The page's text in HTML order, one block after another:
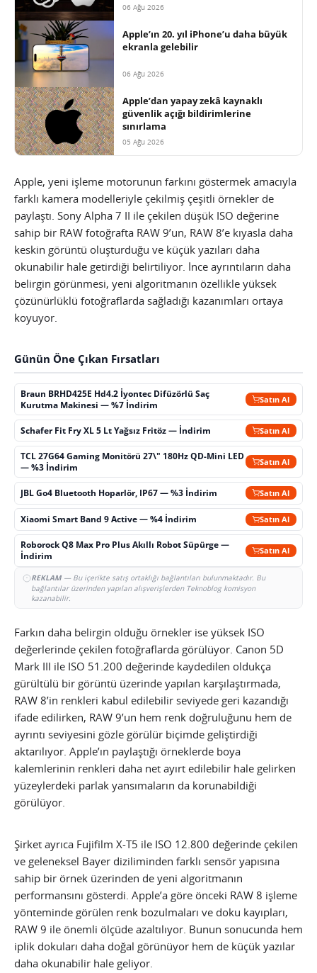
06 Ağu 2026
Apple’ın 20. yıl iPhone’u daha büyük
ekranla gelebilir
06 Ağu 2026
Apple’dan yapay zekâ kaynaklı
güvenlik açığı bildirimlerine
sınırlama
05 Ağu 2026
Apple, yeni işleme motorunun farkını göstermek amacıyla
farklı kamera modelleriyle çekilmiş çeşitli örnekler de
paylaştı. Sony Alpha 7 II ile çekilen düşük ISO değerine
sahip bir RAW fotoğrafta RAW 9’un, RAW 8’e kıyasla daha
keskin görüntü oluşturduğu ve küçük yazıları daha
okunabilir hale getirdiği belirtiliyor. İnce ayrıntıların daha
belirgin görünmesi, yeni algoritmanın özellikle yüksek
çözünürlüklü fotoğraflarda sağladığı kazanımları ortaya
koyuyor.
Günün Öne Çıkan Fırsatları
Braun BRHD425E Hd4.2 İyontec Difüzörlü Saç
Kurutma Makinesi — %7 İndirim
Satın Al
Schafer Fit Fry XL 5 Lt Yağsız Fritöz — İndirim Satın Al
TCL 27G64 Gaming Monitörü 27\" 180Hz QD-Mini LED
— %3 İndirim
Satın Al
JBL Go4 Bluetooth Hoparlör, IP67 — %3 İndirim Satın Al
Xiaomi Smart Band 9 Active — %4 İndirim Satın Al
Roborock Q8 Max Pro Plus Akıllı Robot Süpürge —
İndirim
Satın Al
REKLAM— Bu içerikte satış ortaklığı bağlantıları bulunmaktadır. Bu
bağlantılar üzerinden yapılan alışverişlerden Teknoblog komisyon
kazanabilir.
Farkın daha belirgin olduğu örnekler ise yüksek ISO
değerlerinde çekilen fotoğraflarda görülüyor. Canon 5D
Mark III ile ISO 51.200 değerinde kaydedilen oldukça
gürültülü bir görüntü üzerinde yapılan karşılaştırmada,
RAW 8’in renkleri kabul edilebilir seviyede geri kazandığı
ifade edilirken, RAW 9’un hem renk doğruluğunu hem de
ayrıntı seviyesini gözle görülür biçimde geliştirdiği
aktarılıyor. Apple’ın paylaştığı örneklerde boya
kalemlerinin renkleri daha net ayırt edilebilir hale gelirken
yüzeylerdeki parlak yansımaların da korunabildiği
görülüyor.
Şirket ayrıca Fujifilm X-T5 ile ISO 12.800 değerinde çekilen
ve geleneksel Bayer diziliminden farklı sensör yapısına
sahip bir örnek üzerinden de yeni algoritmanın
performansını gösterdi. Apple’a göre önceki RAW 8 işleme
yönteminde görülen renk bozulmaları ve doku kayıpları,
RAW 9 ile önemli ölçüde azaltılıyor. Bunun sonucunda hem
iplik dokuları daha doğal görünüyor hem de küçük yazılar
daha okunabilir hale geliyor.